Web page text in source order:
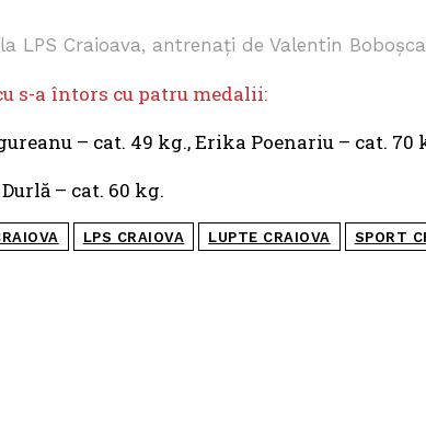
LPS Craioava, antrenați de Valentin Boboşca
s-a întors cu patru medalii:
– cat. 49 kg., Erika Poenariu – cat. 70
– cat. 60 kg.
LPS CRAIOVA LUPTE CRAIOVA SPORT